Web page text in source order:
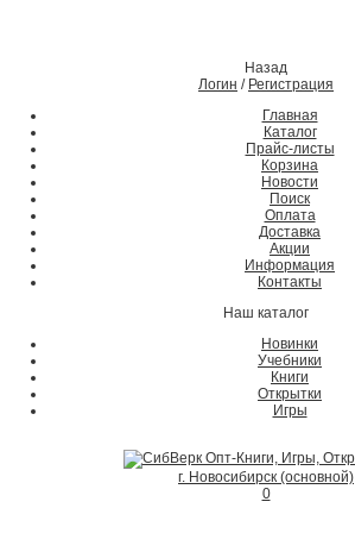
Назад
Логин / Регистрация
Главная
Каталог
Прайс-листы
Корзина
Новости
Поиск
Оплата
Доставка
Акции
Информация
Контакты
Наш каталог
Новинки
Учебники
Книги
Открытки
Игры
г. Новосибирск (основной)
0